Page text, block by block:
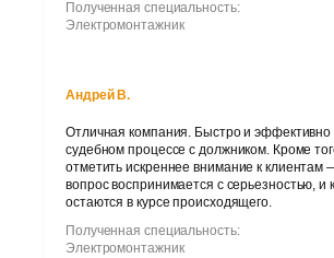
Полученная специальность:
Электромонтажник
Андрей В.
Отличная компания. Быстро и эффективно
судебном процессе с должником. Кроме
отметить искреннее внимание к клиентам
вопрос воспринимается с серьезностью, и
остаются в курсе происходящего.
Полученная специальность:
Электромонтажник